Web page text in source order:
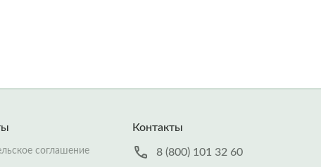
соглашение
Контакты
8 (800) 101 32 60